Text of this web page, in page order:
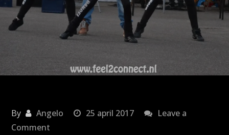
By Angelo 25 april 2017
Leave a
Comment